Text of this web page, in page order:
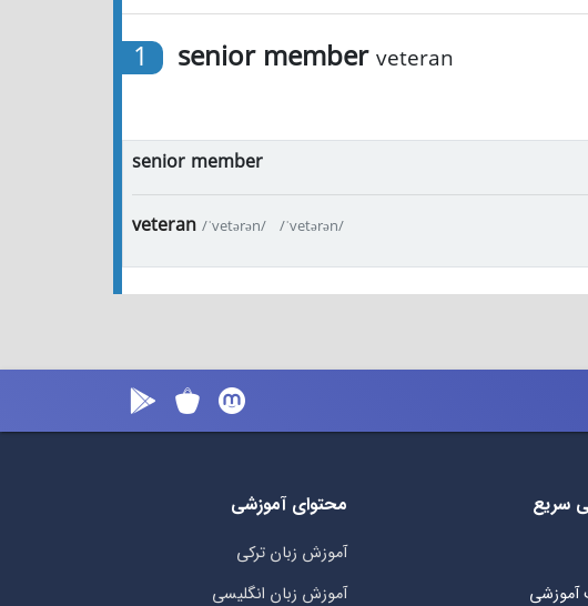
1 senior member veteran
senior member
veteran /ˈvetərən/ /ˈvetərən/
سریع
آموزشی
محتوای آموزشی
آموزش زبان ترکی
آموزش زبان انگلیسی